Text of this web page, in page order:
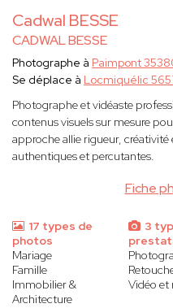
Cadwal BESSE
CADWAL BESSE
Fiche
Photographe à Paimpont
Se déplace à Locmiquélic
Photographe et vidéaste
contenus visuels sur mesure
approche allie rigueur,
authentiques et percutantes.
17 types de
photos
Mariage
Famille
Immobilier &
Architecture
3
Vidéo et